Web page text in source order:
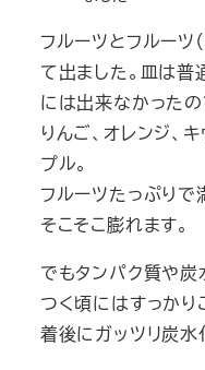
フルーツとフルーツ
て出ました。皿は
には出来なかったの
りんご、オレンジ、
プル。
フルーツたっぷりで
そこそこ膨れます。
でもタンパク質や
つく頃にはすっかり
着後にガッツリ炭水